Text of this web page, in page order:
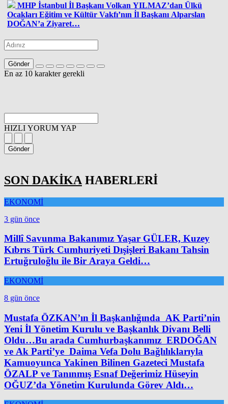
MHP İstanbul İl Başkanı Volkan YILMAZ’dan Ülkü
Ocakları Eğitim ve Kültür Vakfı’nın İl Başkanı Alparslan
DOĞAN’a Ziyaret…
Gönder
En az 10 karakter gerekli
HIZLI YORUM YAP
Gönder
SON DAKİKA HABERLERİ
EKONOMİ
3 gün önce
Millî Savunma Bakanımız Yaşar GÜLER, Kuzey
Kıbrıs Türk Cumhuriyeti Dışişleri Bakanı Tahsin
Ertuğruloğlu ile Bir Araya Geldi…
EKONOMİ
8 gün önce
Mustafa ÖZKAN’ın İl Başkanlığında AK Parti’nin
Yeni İl Yönetim Kurulu ve Başkanlık Divanı Belli
Oldu…Bu arada Cumhurbaşkanımız ERDOĞAN
ve Ak Parti’ye Daima Vefa Dolu Bağlılıklarıyla
Kamuoyunca Yakinen Bilinen Gazeteci Mustafa
ÖZALP ve Tanınmış Esnaf Değerimiz Hüseyin
OĞUZ’da Yönetim Kurulunda Görev Aldı…